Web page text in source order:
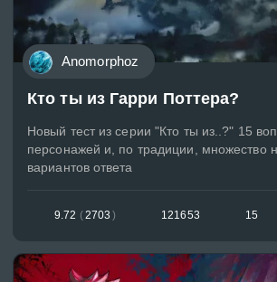
Anomorphoz
Кто ты из Гарри Поттера?
Новый тест из серии "Кто ты из..?" 15
персонажей и, по традиции, множество
вариантов ответа
9.72 (2703 ) 121653 15